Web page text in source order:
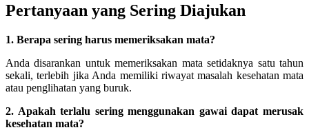
Pertanyaan yang Sering Diajukan
1. Berapa sering harus memeriksakan mata?
Anda disarankan untuk memeriksakan mata setidaknya satu tahun
sekali, terlebih jika Anda memiliki riwayat masalah kesehatan mata
atau penglihatan yang buruk.
2. Apakah terlalu sering menggunakan gawai dapat merusak
kesehatan mata?